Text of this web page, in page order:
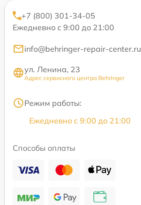
+7 (800) 301-34-05
Ежедневно с 9:00 до 21:00
info@behringer-repair-center.ru
ул. Ленина, 23
Адрес сервисного центра Behringer
Режим работы:
Ежедневно с 9:00 до 21:00
Способы оплаты